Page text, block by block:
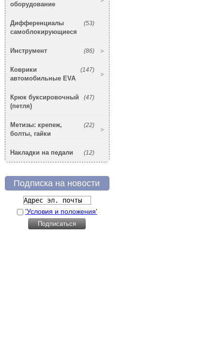
оборудование
(53)
Дифференциалы
самоблокирующиеся
(86)
Инструмент
(147)
Коврики
автомобильные EVA
(47)
Крюк буксировочный
(петля)
(22)
Метизы: крепеж,
болты, гайки
(12)
Накладки на педали
Подписка на новости
'Условия и положения'